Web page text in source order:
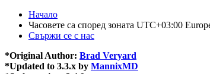
Начало
Часовете са според зоната UTC+03:00
Свържи се с нас
*Original Author: Brad Veryard
*Updated to 3.3.x by MannixMD